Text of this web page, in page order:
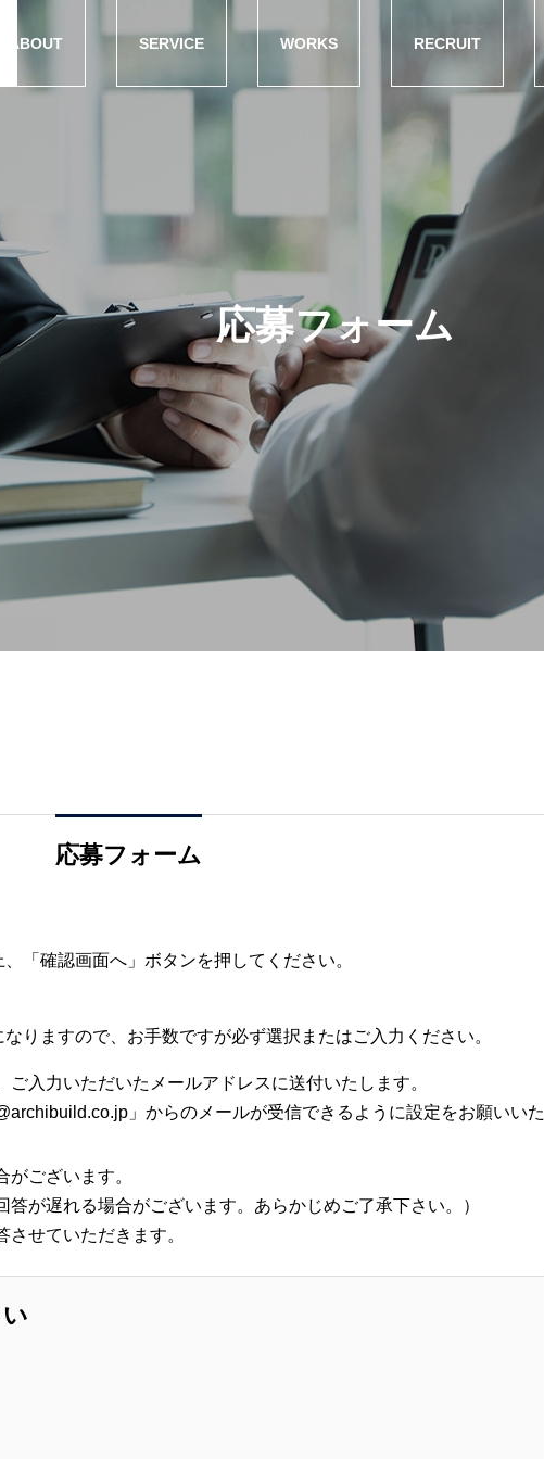
ABOUT SERVICE WORKS RECRUIT
応募フォーム
応募フォーム
「確認画面へ」ボタンを押してください。
りますので、お手数ですが必ず選択またはご入力ください。
入力いただいたメールアドレスに送付いたします。
」からのメールが受信できるように設定をお願いいた
ございます。
答が遅れる場合がございます。あらかじめご了承下さい。）
せていただきます。